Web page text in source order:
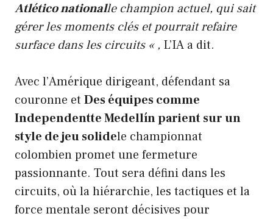
Atlético nationalle champion actuel, qui sait
gérer les moments clés et pourrait refaire
surface dans les circuits « , L’IA a dit.
Avec l’Amérique dirigeant, défendant sa
couronne et Des équipes comme
Independentte Medellín parient sur un
style de jeu solidele championnat
colombien promet une fermeture
passionnante. Tout sera défini dans les
circuits, où la hiérarchie, les tactiques et la
force mentale seront décisives pour